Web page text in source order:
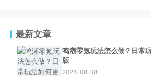
最新文章
鸣潮零氪玩法怎么做？日常
版
2026-08-08